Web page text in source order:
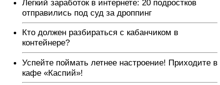
Легкий заработок в интернете: 20 подростков
отправились под суд за дроппинг
Кто должен разбираться с кабанчиком в
контейнере?
Успейте поймать летнее настроение! Приходите в
кафе «Каспий»!